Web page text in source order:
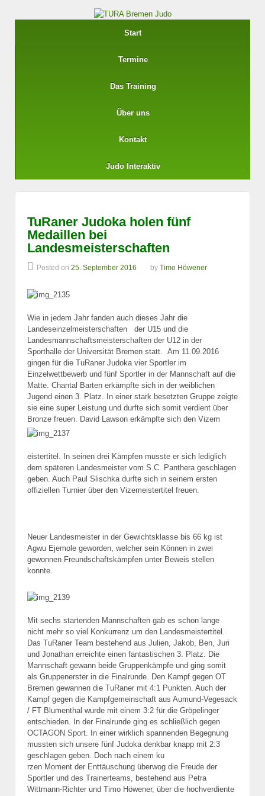
Start
Termine
Das Training
Über uns
Kontakt
Judo Interaktiv
TuRaner Judoka holen fünf
Medaillen bei
Landesmeisterschaften
Posted on 25. September 2016 by Timo Höwener
Wie in jedem Jahr fanden auch dieses Jahr die
Landeseinzelmeisterschaften der U15 und die
Landesmannschaftsmeisterschaften der U12 in der
Sporthalle der Universität Bremen statt. Am 11.09.2016
gingen für die TuRaner Judoka vier Sportler im
Einzelwettbewerb und fünf Sportler in der Mannschaft auf die
Matte. Chantal Barten erkämpfte sich in der weiblichen
Jugend einen 3. Platz. In einer stark besetzten Gruppe zeigte
sie eine super Leistung und durfte sich somit verdient über
Bronze freuen. David Lawson erkämpfte sich den Vizem
eistertitel. In seinen drei Kämpfen musste er sich lediglich
dem späteren Landesmeister vom S.C. Panthera geschlagen
geben. Auch Paul Slischka durfte sich in seinem ersten
offiziellen Turnier über den Vizemeistertitel freuen.
Neuer Landesmeister in der Gewichtsklasse bis 66 kg ist
Agwu Ejemole geworden, welcher sein Können in zwei
gewonnen Freundschaftskämpfen unter Beweis stellen
konnte.
Mit sechs startenden Mannschaften gab es schon lange
nicht mehr so viel Konkurrenz um den Landesmeistertitel.
Das TuRaner Team bestehend aus Julien, Jakob, Ben, Juri
und Jonathan erreichte einen fantastischen 3. Platz. Die
Mannschaft gewann beide Gruppenkämpfe und ging somit
als Gruppenerster in die Finalrunde. Den Kampf gegen OT
Bremen gewannen die TuRaner mit 4:1 Punkten. Auch der
Kampf gegen die Kampfgemeinschaft aus Aumund-Vegesack
/ FT Blumenthal wurde mit einem 3:2 für die Gröpelinger
entschieden. In der Finalrunde ging es schließlich gegen
OCTAGON Sport. In einer wirklich spannenden Begegnung
mussten sich unsere fünf Judoka denkbar knapp mit 2:3
geschlagen geben. Doch nach einem ku
rzen Moment der Enttäuschung überwog die Freude der
Sportler und des Trainerteams, bestehend aus Petra
Wittmann-Richter und Timo Höwener, über die hochverdiente